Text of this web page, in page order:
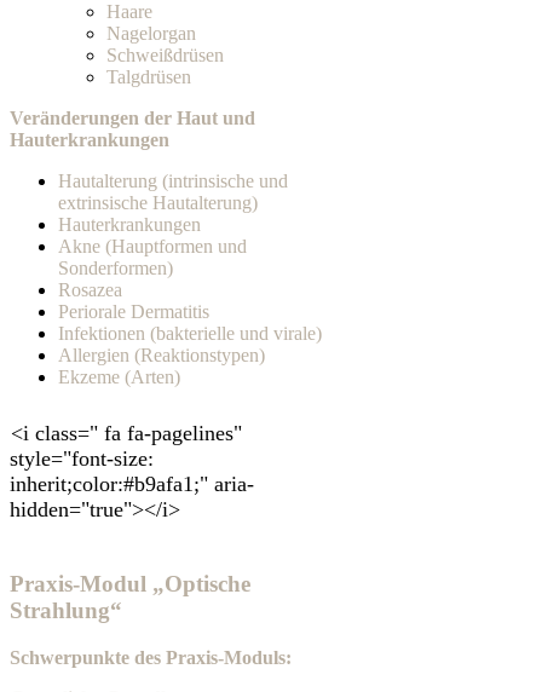
Haare
Nagelorgan
Schweißdrüsen
Talgdrüsen
Veränderungen der Haut und
Hauterkrankungen
Hautalterung (intrinsische und
extrinsische Hautalterung)
Hauterkrankungen
Akne (Hauptformen und
Sonderformen)
Rosazea
Periorale Dermatitis
Infektionen (bakterielle und virale)
Allergien (Reaktionstypen)
Ekzeme (Arten)
<i class=" fa fa-pagelines"
style="font-size:
inherit;color:#b9afa1;" aria-
hidden="true"></i>
Praxis-Modul „Optische
Strahlung“
Schwerpunkte des Praxis-Moduls: